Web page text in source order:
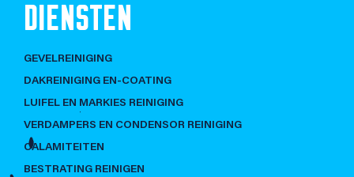
DIENSTEN
GEVELREINIGING
DAKREINIGING EN-COATING
LUIFEL EN MARKIES REINIGING
VERDAMPERS EN CONDENSOR REINIGING
CALAMITEITEN
BESTRATING REINIGEN